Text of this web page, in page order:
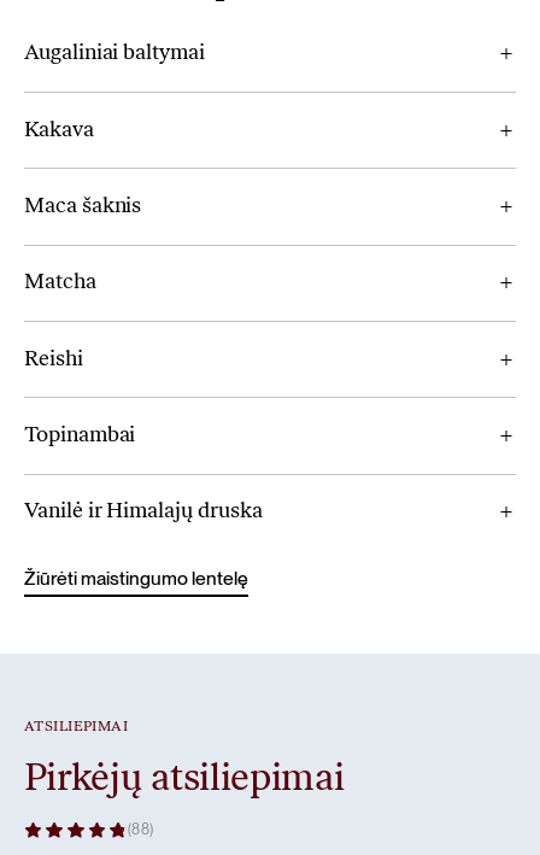
Augaliniai baltymai
Kakava
Maca šaknis
Matcha
Reishi
Topinambai
Vanilė ir Himalajų druska
Žiūrėti maistingumo lentelę
ATSILIEPIMAI
Pirkėjų atsiliepimai
(88)